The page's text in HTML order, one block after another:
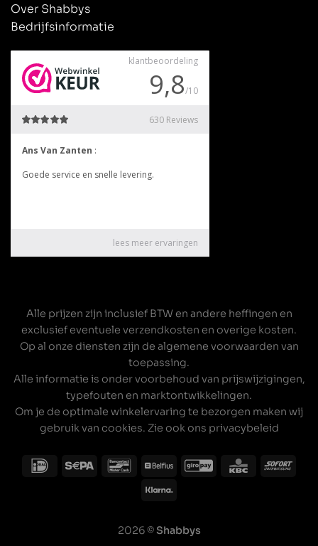
Over Shabbys
Bedrijfsinformatie
Alle prijzen zijn inclusief BTW en andere heffingen en
exclusief eventuele verzendkosten en overige kosten.
Op al onze diensten zijn de algemene voorwaarden van
toepassing.
Alle informatie is onder voorbehoud van prijswijzigingen,
typefouten en marktontwikkelingen.
Om je de optimale winkelervaring te bezorgen maken wij
gebruik van cookies. Zie ook ons privacybeleid
2026 ©Shabbys